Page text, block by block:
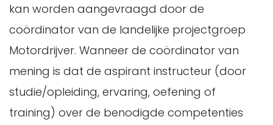
kan worden aangevraagd door de
coördinator van de landelijke projectgroep
Motordrijver. Wanneer de coördinator van
mening is dat de aspirant instructeur (door
studie/opleiding, ervaring, oefening of
training) over de benodigde competenties